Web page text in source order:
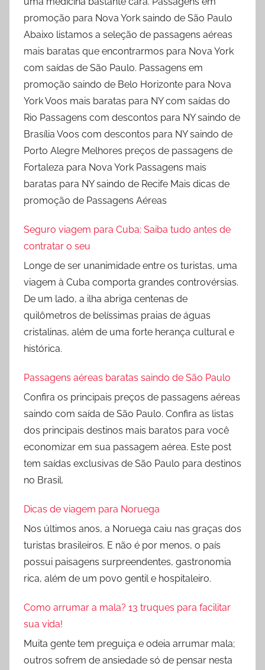
promoção para Nova York saindo de São Paulo
Abaixo listamos a seleção de passagens aéreas
mais baratas que encontrarmos para Nova York
com saídas de São Paulo. Passagens em
promoção saindo de Belo Horizonte para Nova
York Voos mais baratas para NY com saídas do
Rio Passagens com descontos para NY saindo de
Brasília Voos com descontos para NY saindo de
Porto Alegre Melhores preços de passagens de
Fortaleza para Nova York Passagens mais
baratas para NY saindo de Recife Mais dicas de
promoção de Passagens Aéreas
Seguro viagem para Cuba: Saiba tudo antes de
contratar o seu
Longe de ser unanimidade entre os turistas, uma
viagem à Cuba comporta grandes controvérsias.
De um lado, a ilha abriga centenas de
quilômetros de belíssimas praias de águas
cristalinas, além de uma forte herança cultural e
histórica.
Passagens aéreas baratas saindo de São Paulo
Confira os principais preços de passagens aéreas
saindo com saída de São Paulo. Confira as listas
dos principais destinos mais baratos para você
economizar em sua passagem aérea. Este post
tem saídas exclusivas de São Paulo para destinos
no Brasil.
Dicas de viagem para Noruega
Nos últimos anos, a Noruega caiu nas graças dos
turistas brasileiros. E não é por menos, o país
possui paisagens surpreendentes, gastronomia
rica, além de um povo gentil e hospitaleiro.
Como arrumar a mala? 13 truques para facilitar
sua vida!
Muita gente tem preguiça e odeia arrumar mala;
outros sofrem de ansiedade só de pensar nesta